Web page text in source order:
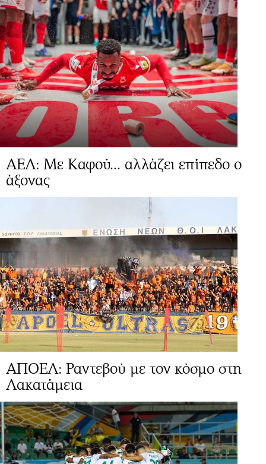
ΑΕΛ: Με Καφού... αλλάζει επίπεδο ο
άξονας
ΑΠΟΕΛ: Ραντεβού με τον κόσμο στη
Λακατάμεια